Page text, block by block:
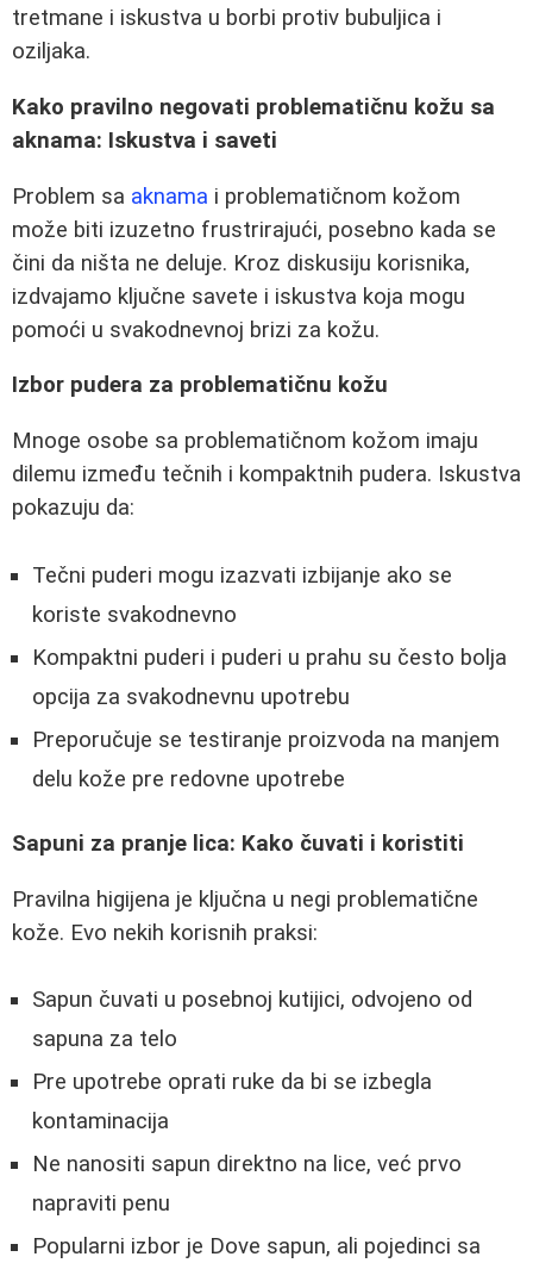
tretmane i iskustva u borbi protiv bubuljica i
oziljaka.
Kako pravilno negovati problematičnu kožu sa
aknama: Iskustva i saveti
Problem sa aknama i problematičnom kožom
može biti izuzetno frustrirajući, posebno kada se
čini da ništa ne deluje. Kroz diskusiju korisnika,
izdvajamo ključne savete i iskustva koja mogu
pomoći u svakodnevnoj brizi za kožu.
Izbor pudera za problematičnu kožu
Mnoge osobe sa problematičnom kožom imaju
dilemu između tečnih i kompaktnih pudera. Iskustva
pokazuju da:
Tečni puderi mogu izazvati izbijanje ako se
koriste svakodnevno
Kompaktni puderi i puderi u prahu su često bolja
opcija za svakodnevnu upotrebu
Preporučuje se testiranje proizvoda na manjem
delu kože pre redovne upotrebe
Sapuni za pranje lica: Kako čuvati i koristiti
Pravilna higijena je ključna u negi problematične
kože. Evo nekih korisnih praksi:
Sapun čuvati u posebnoj kutijici, odvojeno od
sapuna za telo
Pre upotrebe oprati ruke da bi se izbegla
kontaminacija
Ne nanositi sapun direktno na lice, već prvo
napraviti penu
Popularni izbor je Dove sapun, ali pojedinci sa